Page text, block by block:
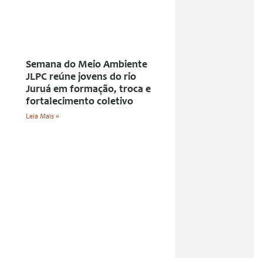
Semana do Meio Ambiente
JLPC reúne jovens do rio
Juruá em formação, troca e
fortalecimento coletivo
Leia Mais »